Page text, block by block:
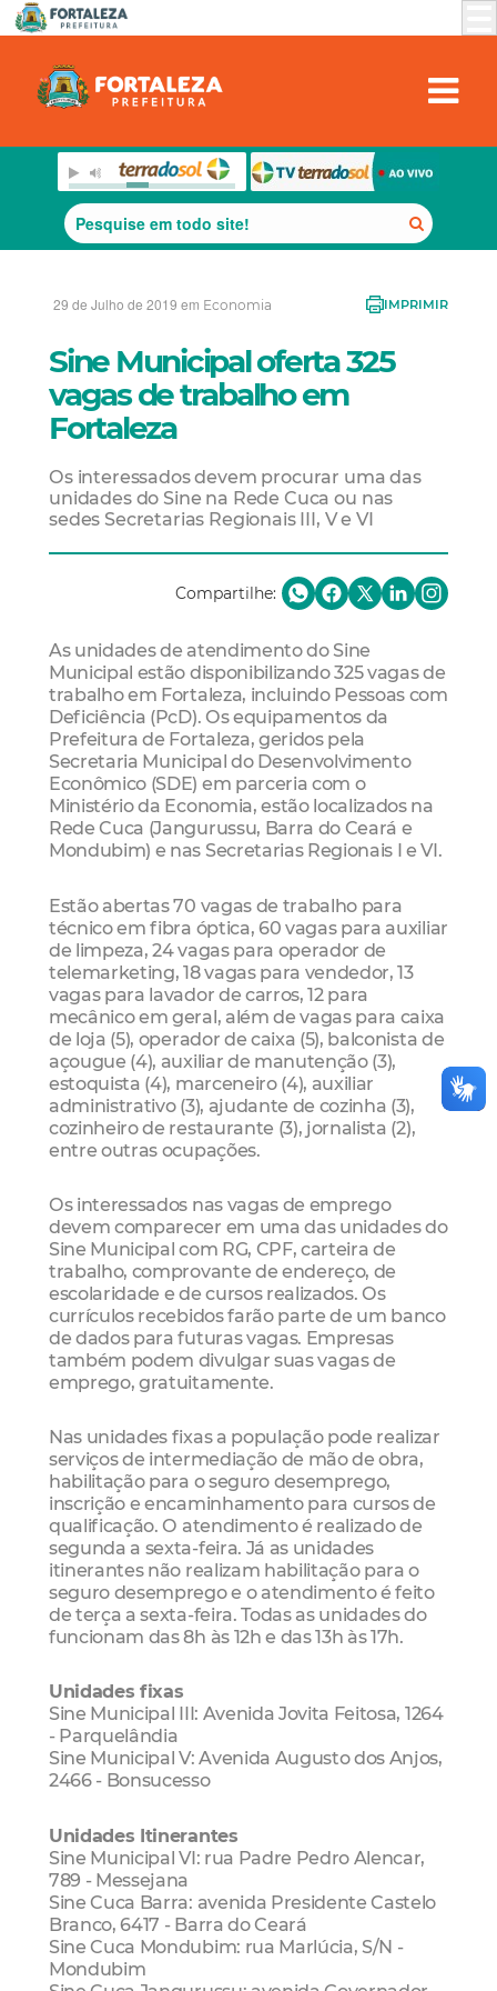
29 de Julho de 2019 em Economia IMPRIMIR
Sine Municipal oferta 325
vagas de trabalho em
Fortaleza
Os interessados devem procurar uma das
unidades do Sine na Rede Cuca ou nas
sedes Secretarias Regionais III, V e VI
Compartilhe:
As unidades de atendimento do Sine
Municipal estão disponibilizando 325 vagas de
trabalho em Fortaleza, incluindo Pessoas com
Deficiência (PcD). Os equipamentos da
Prefeitura de Fortaleza, geridos pela
Secretaria Municipal do Desenvolvimento
Econômico (SDE) em parceria com o
Ministério da Economia, estão localizados na
Rede Cuca (Jangurussu, Barra do Ceará e
Mondubim) e nas Secretarias Regionais I e VI.
Estão abertas 70 vagas de trabalho para
técnico em fibra óptica, 60 vagas para auxiliar
de limpeza, 24 vagas para operador de
telemarketing, 18 vagas para vendedor, 13
vagas para lavador de carros, 12 para
mecânico em geral, além de vagas para caixa
de loja (5), operador de caixa (5), balconista de
açougue (4), auxiliar de manutenção (3),
estoquista (4), marceneiro (4), auxiliar
administrativo (3), ajudante de cozinha (3),
cozinheiro de restaurante (3), jornalista (2),
entre outras ocupações.
Os interessados nas vagas de emprego
devem comparecer em uma das unidades do
Sine Municipal com RG, CPF, carteira de
trabalho, comprovante de endereço, de
escolaridade e de cursos realizados. Os
currículos recebidos farão parte de um banco
de dados para futuras vagas. Empresas
também podem divulgar suas vagas de
emprego, gratuitamente.
Nas unidades fixas a população pode realizar
serviços de intermediação de mão de obra,
habilitação para o seguro desemprego,
inscrição e encaminhamento para cursos de
qualificação. O atendimento é realizado de
segunda a sexta-feira. Já as unidades
itinerantes não realizam habilitação para o
seguro desemprego e o atendimento é feito
de terça a sexta-feira. Todas as unidades do
funcionam das 8h às 12h e das 13h às 17h.
Unidades fixas
Sine Municipal III: Avenida Jovita Feitosa, 1264
- Parquelândia
Sine Municipal V: Avenida Augusto dos Anjos,
2466 - Bonsucesso
Unidades Itinerantes
Sine Municipal VI: rua Padre Pedro Alencar,
789 - Messejana
Sine Cuca Barra: avenida Presidente Castelo
Branco, 6417 - Barra do Ceará
Sine Cuca Mondubim: rua Marlúcia, S/N -
Mondubim